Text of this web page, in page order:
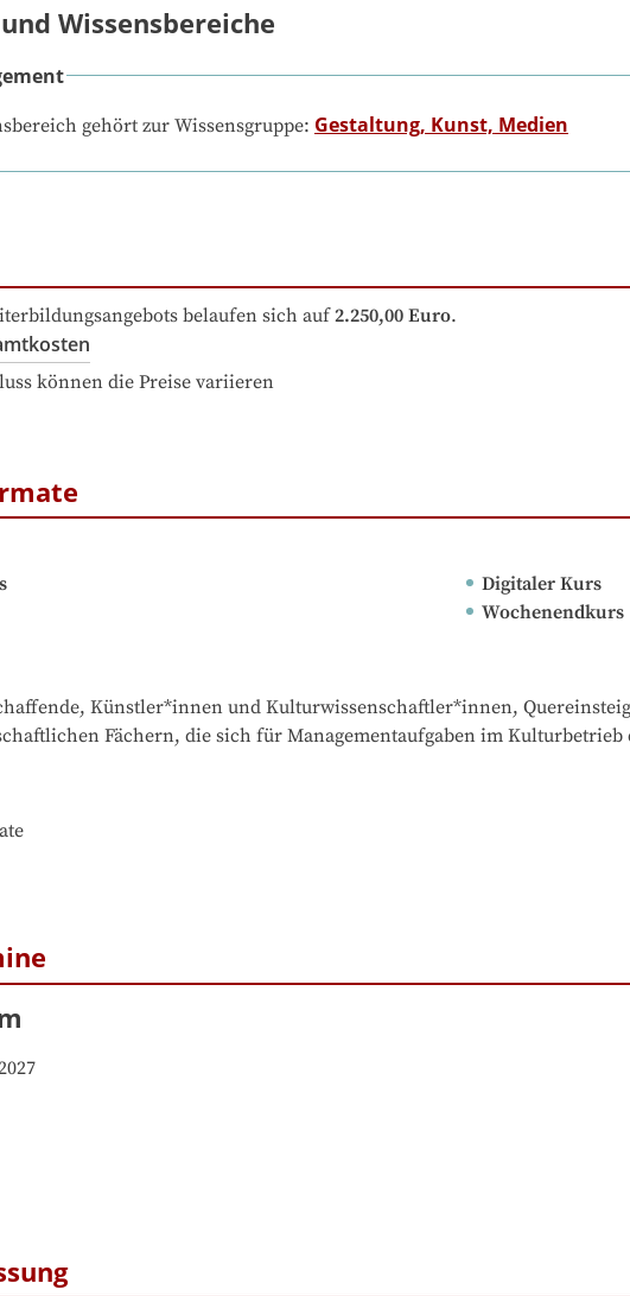
Wissensbereiche
gehört zur Wissensgruppe: Gestaltung, Kunst, Medien
belaufen sich auf2.250,00 Euro.
können die Preise variieren
Digitaler Kurs
Wochenendkurs
Künstler*innen und Kulturwissenschaftler*innen,
Fächern, die sich für Managementaufgaben im